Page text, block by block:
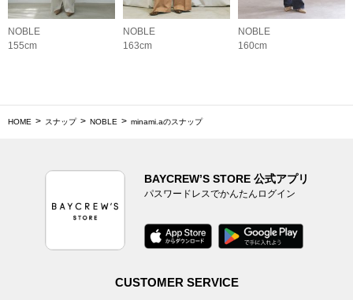
NOBLE
155cm
NOBLE
163cm
NOBLE
160cm
HOME スナップ NOBLE minami.aのスナップ
BAYCREW’S STORE 公式アプリ
パスワードレスでかんたんログイン
CUSTOMER SERVICE